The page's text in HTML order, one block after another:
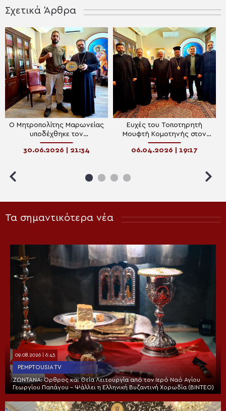
Σχετικά Άρθρα
Ο Μητροπολίτης Μαρωνείας
υποδέχθηκε τον
πρωταθλητή του Muay Thai
Κυριάκο Μπακιρτζή
30.06.2026 | 21:34
Ευχές του Τοποτηρητή
Μουφτή Κομοτηνής στον
Μητροπολίτη Μαρωνείας
ενόψει του Πάσχα
06.04.2026 | 19:17
Τα σημαντικότερα νέα
09.08.2026 | 6:45
PEMPTOUSIA TV
ΖΩΝΤΑΝΑ: Όρθρος και Θεία Λειτουργία από τον Ιερό Ναό Αγίου
Γεωργίου Παπάγου – Ψάλλει η Ελληνική Βυζαντινή Χορωδία (ΒΙΝΤΕΟ)